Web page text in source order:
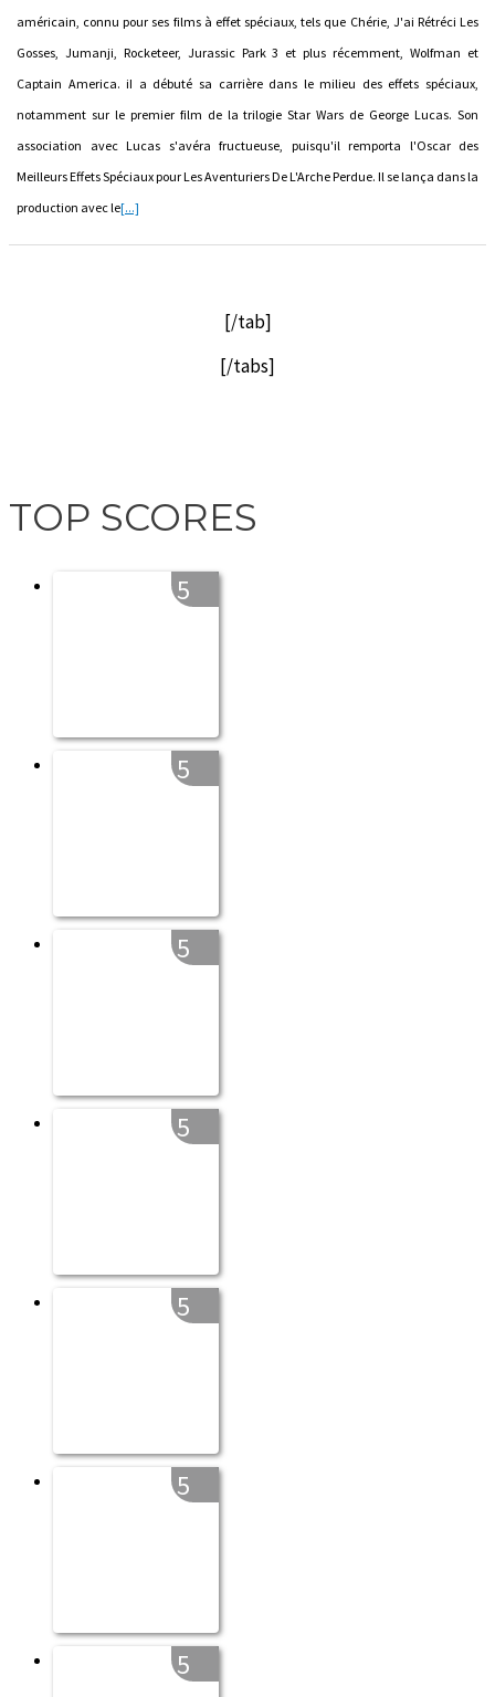
américain, connu pour ses films à effet spéciaux, tels que Chérie, J'ai Rétréci Les
Gosses, Jumanji, Rocketeer, Jurassic Park 3 et plus récemment, Wolfman et
Captain America. iI a débuté sa carrière dans le milieu des effets spéciaux,
notamment sur le premier film de la trilogie Star Wars de George Lucas. Son
association avec Lucas s'avéra fructueuse, puisqu'il remporta l'Oscar des
Meilleurs Effets Spéciaux pour Les Aventuriers De L'Arche Perdue. Il se lança dans la
production avec le[...]
[/tab]
[/tabs]
TOP SCORES
5
5
5
5
5
5
5